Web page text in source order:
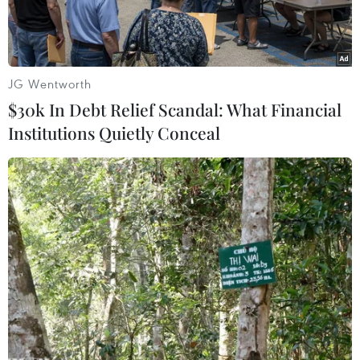
Thủ tướng Benjamin Netanyahu. (Nguồn: AFP/TTXVN)
Theo hãng Sputniknews.com, Thủ tướng Israel
Benjamin Netanyahu hôm 11/12 nói rằng các
lực lượng vũ trang nước này và Nga đã phối
hợp hành động nhằm tránh những va chạm "vô
ý" tại Syria.
Trả lời phỏng vấn của kênh truyền hình CBS
JG Wentworth
$30k In Debt Relief Scandal: What Financial
Institutions Quietly Conceal